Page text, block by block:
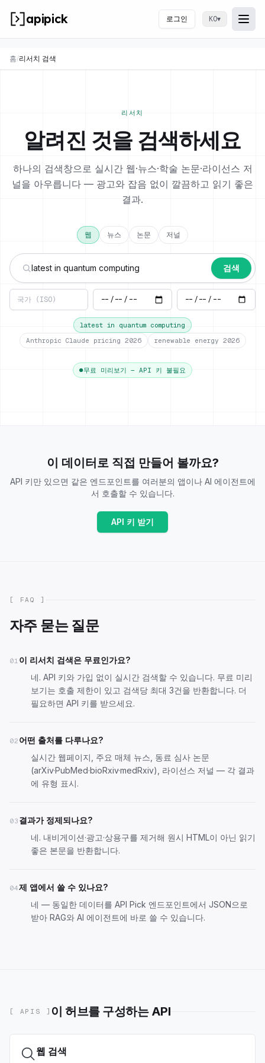
apipick 로그인 KO▾
메뉴
홈/리서치 검색
리서치
알려진 것을 검색하세요
하나의 검색창으로 실시간 웹·뉴스·학술 논문·라이선스 저
널을 아우릅니다 — 광고와 잡음 없이 깔끔하고 읽기 좋은
결과.
웹 뉴스 논문 저널
검색
latest in quantum computing
Anthropic Claude pricing 2026 renewable energy 2026
●무료 미리보기 — API 키 불필요
이 데이터로 직접 만들어 볼까요?
API 키만 있으면 같은 엔드포인트를 여러분의 앱이나 AI 에이전트에
서 호출할 수 있습니다.
API 키 받기
[ FAQ ]
자주 묻는 질문
01 이 리서치 검색은 무료인가요?
네. API 키와 가입 없이 실시간 검색할 수 있습니다. 무료 미리
보기는 호출 제한이 있고 검색당 최대 3건을 반환합니다. 더
필요하면 API 키를 받으세요.
02 어떤 출처를 다루나요?
실시간 웹페이지, 주요 매체 뉴스, 동료 심사 논문
(arXiv·PubMed·bioRxiv·medRxiv), 라이선스 저널 — 각 결과
에 유형 표시.
03 결과가 정제되나요?
네. 내비게이션·광고·상용구를 제거해 원시 HTML이 아닌 읽기
좋은 본문을 반환합니다.
04제 앱에서 쓸 수 있나요?
네 — 동일한 데이터를 API Pick 엔드포인트에서 JSON으로
받아 RAG와 AI 에이전트에 바로 쓸 수 있습니다.
[ APIS ] 이 허브를 구성하는 API
웹 검색